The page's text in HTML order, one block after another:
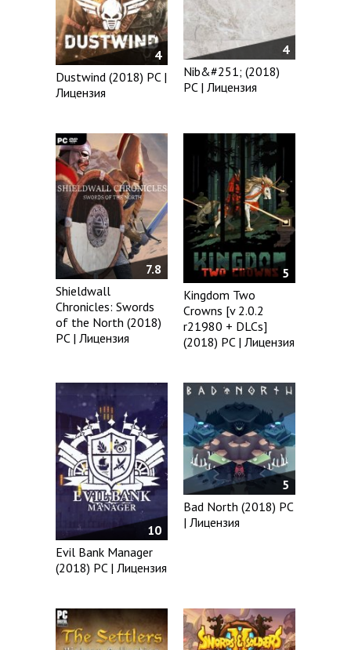
4
Dustwind (2018) PC |
Лицензия
4
Nib&#251; (2018)
PC | Лицензия
7.8
Shieldwall
Chronicles: Swords
of the North (2018)
PC | Лицензия
5
Kingdom Two
Crowns [v 2.0.2
r21980 + DLCs]
(2018) PC | Лицензия
10
Evil Bank Manager
(2018) PC | Лицензия
5
Bad North (2018) PC
| Лицензия